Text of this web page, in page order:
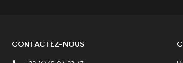
CONTACTEZ-NOUS